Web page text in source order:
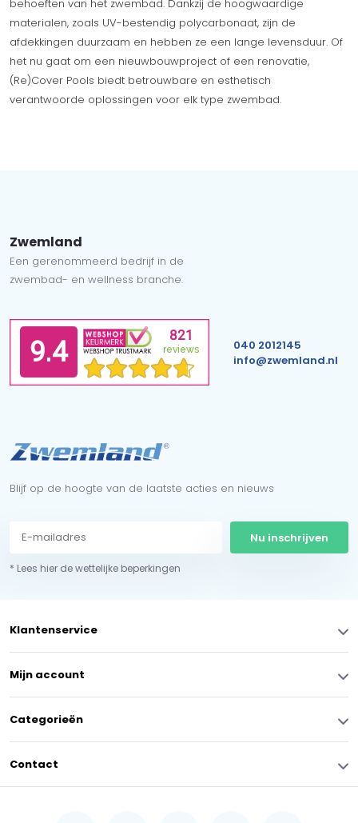
behoeften van het zwembad. Dankzij de hoogwaardige
materialen, zoals UV-bestendig polycarbonaat, zijn de
afdekkingen duurzaam en hebben ze een lange levensduur. Of
het nu gaat om een nieuwbouwproject of een renovatie,
(Re)Cover Pools biedt betrouwbare en esthetisch
verantwoorde oplossingen voor elk type zwembad.
Zwemland
Een gerenommeerd bedrijf in de
zwembad- en wellness branche.
040 2012145
info@zwemland.nl
Blijf op de hoogte van de laatste acties en nieuws
Nu inschrijven
* Lees hier de wettelijke beperkingen
Klantenservice
Mijn account
Categorieën
Contact